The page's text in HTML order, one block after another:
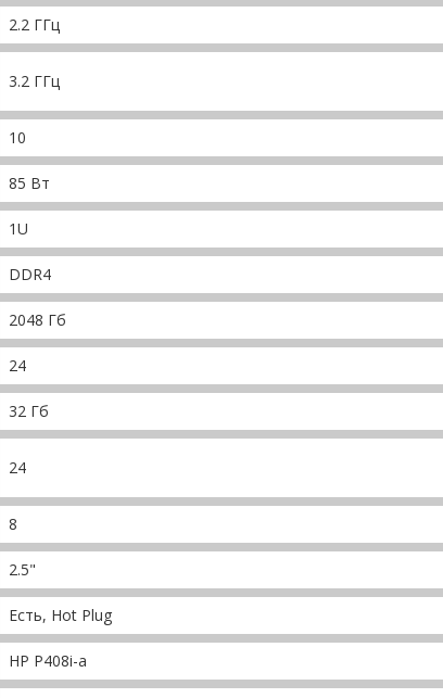
2.2 ГГц
3.2 ГГц
10
85 Вт
1U
DDR4
2048 Гб
24
32 Гб
24
8
2.5"
Есть, Hot Plug
HP P408i-a